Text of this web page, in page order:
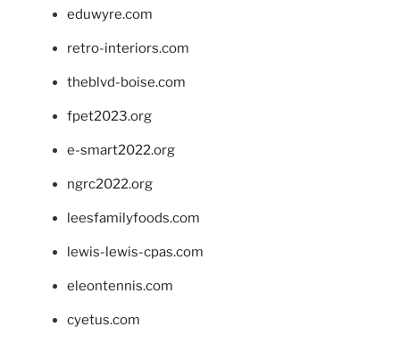
eduwyre.com
retro-interiors.com
theblvd-boise.com
fpet2023.org
e-smart2022.org
ngrc2022.org
leesfamilyfoods.com
lewis-lewis-cpas.com
eleontennis.com
cyetus.com